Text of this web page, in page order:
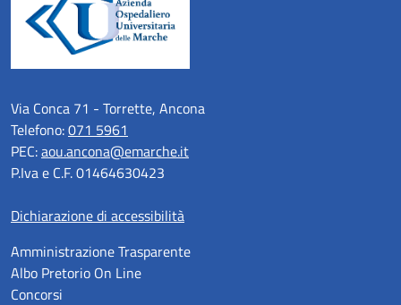
Via Conca 71 - Torrette, Ancona
Telefono:071 5961
PEC:aou.ancona@emarche.it
P.Iva e C.F. 01464630423
Dichiarazione di accessibilità
Amministrazione Trasparente
Albo Pretorio On Line
Concorsi